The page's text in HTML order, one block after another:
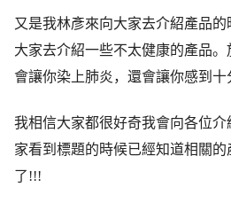
又是我林彥來向大家去介紹產品
大家去介紹一些不太健康的產品
會讓你染上肺炎，還會讓你感到十
我相信大家都很好奇我會向各位
家看到標題的時候已經知道相關
了!!!